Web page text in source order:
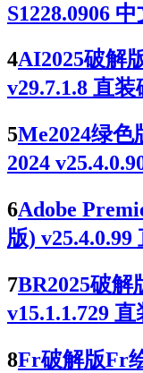
S1228.0906
4AI2025破解
v29.7.1.8 直
5Me2024绿色
2024
6Adobe
版) v25.4.0.99
7BR2025破解
v15.1.1.729
8Fr破解版Fr